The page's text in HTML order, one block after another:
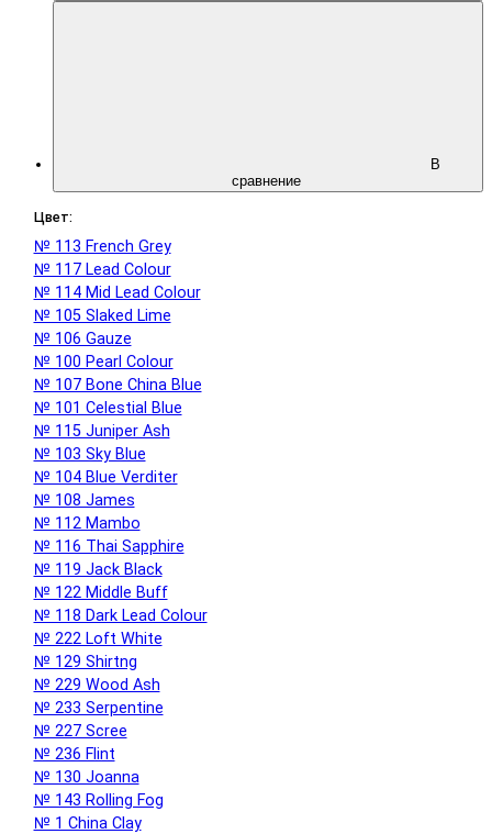
В
сравнение
Цвет:
№ 113 French Grey
№ 117 Lead Colour
№ 114 Mid Lead Colour
№ 105 Slaked Lime
№ 106 Gauze
№ 100 Pearl Colour
№ 107 Bone China Blue
№ 101 Celestial Blue
№ 115 Juniper Ash
№ 103 Sky Blue
№ 104 Blue Verditer
№ 108 James
№ 112 Mambo
№ 116 Thai Sapphire
№ 119 Jack Black
№ 122 Middle Buff
№ 118 Dark Lead Colour
№ 222 Loft White
№ 129 Shirtng
№ 229 Wood Ash
№ 233 Serpentine
№ 227 Scree
№ 236 Flint
№ 130 Joanna
№ 143 Rolling Fog
№ 1 China Clay